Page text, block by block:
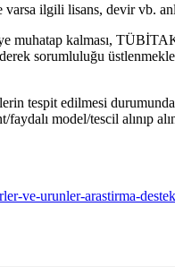
ilgili lisans, devir vb.
kalması,
sorumluluğu
tespit edilmesi
model/tescil alınıp
ve-urunler-arastirma-